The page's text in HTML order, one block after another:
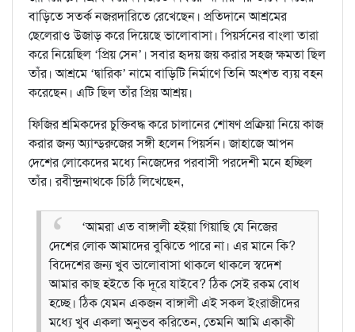
বাড়িতে সতর্ক নজরদারিতে রেখেছেন। প্রতিদানে আশ্রমের
ছেলেরাও উজাড় করে দিয়েছে ভালোবাসা। পিয়র্সনের বাংলা তারা
করে নিয়েছিল ‘প্রিয় সেন’। সবার হৃদয় জয় করার সহজ ক্ষমতা ছিল
তাঁর। আশ্রমে ‘দ্বারিক’ নামে বাড়িটি নির্মাণে তিনি অংশত ব্যয় বহন
করেছেন। এটি ছিল তাঁর প্রিয় আশ্রয়।
ফিজির শ্রমিকদের চুক্তিবদ্ধ করে চালানের শোষণ প্রক্রিয়া নিয়ে কাজ
করার জন্য অ্যান্ড্‌রুজের সঙ্গী হলেন পিয়র্সন। জাহাজে আপন
দেশের লোকেদের মধ্যে নিজেদের পরবাসী পরদেশী মনে হচ্ছিল
তাঁর। রবীন্দ্রনাথকে চিঠি লিখেছেন,
‘আমরা এত বাঙ্গালী হইয়া গিয়াছি যে নিজের
দেশের লোক আমাদের বুঝিতে পারে না। এর মানে কি?
বিদেশের জন্য খুব ভালোবাসা থাকলে থাকলে স্বদেশ
আমার কাছ হইতে কি দূরে যাইবে? ঠিক সেই রকম বোধ
হচ্ছে। ঠিক যেমন একজন বাঙ্গালী এই সকল ইংরাজীদের
মধ্যে খুব একলা অনুভব করিতেন, তেমনি আমি একাকী